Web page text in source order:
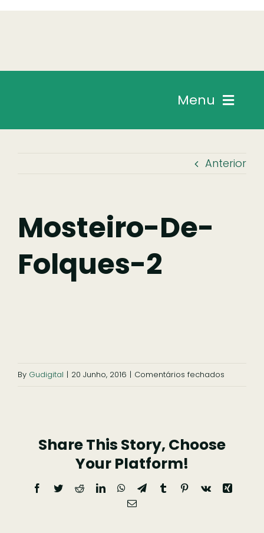
Skip
Menu
Comer
Anterior
Mosteiro-De-
Folques-2
By Gudigital | 20 Junho, 2016 | Comentários fechados
2
Share This Story, Choose
Your Platform!
Facebook
TwitterRedditLinkedInWhatsApp
TelegramTumblrPinterest
Vk
Xing
Email